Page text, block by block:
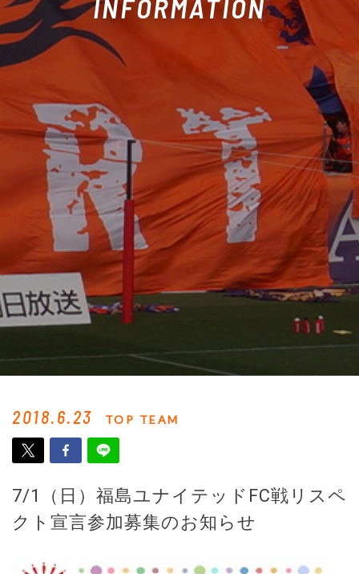
INFORMATION
2018.6.23 TOP TEAM
7/1（日）福島ユナイテッドFC戦リスペ
クト宣言参加募集のお知らせ